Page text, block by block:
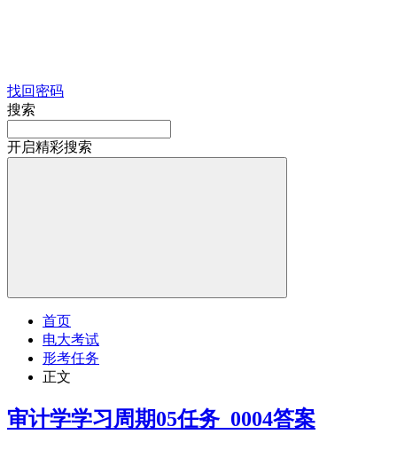
找回密码
搜索
开启精彩搜索
首页
电大考试
形考任务
正文
审计学学习周期05任务_0004答案